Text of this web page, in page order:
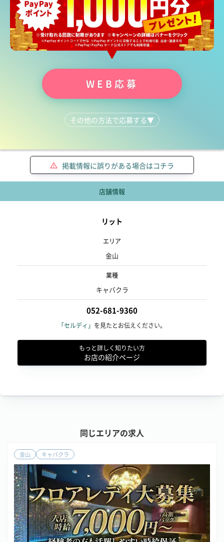
WEB応募
その他の方法で応募する▼
掲載情報に誤りがある場合はコチラ
店舗情報
リット
エリア
金山
業種
キャバクラ
052-681-9360
「セルディ」 を見たとお伝えください。
もっと詳しく知りたい方
お店の紹介ページ
同じエリアの求人
金山 キャバクラ